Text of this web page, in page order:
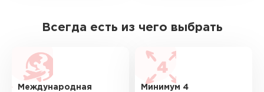
Всегда есть из чего выбрать
Международная
Минимум 4